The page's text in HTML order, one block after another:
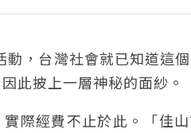
，台灣社會就已知道這
此披上一層神秘的面紗。
際經費不止於此。「佳山